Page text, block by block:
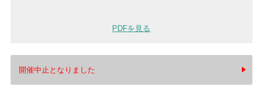
PDFを見る
開催中止となりました